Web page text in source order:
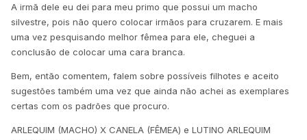
A irmã dele eu dei para meu primo que possui um macho
silvestre, pois não quero colocar irmãos para cruzarem. E mais
uma vez pesquisando melhor fêmea para ele, cheguei a
conclusão de colocar uma cara branca.
Bem, então comentem, falem sobre possíveis filhotes e aceito
sugestões também uma vez que ainda não achei as exemplares
certas com os padrões que procuro.
ARLEQUIM (MACHO) X CANELA (FÊMEA) e LUTINO ARLEQUIM